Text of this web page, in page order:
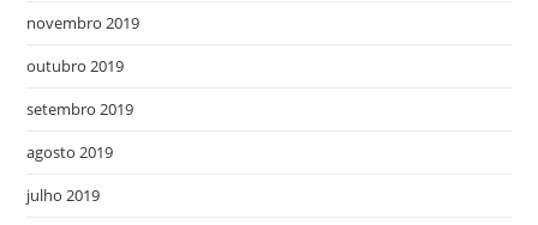
novembro 2019
outubro 2019
setembro 2019
agosto 2019
julho 2019